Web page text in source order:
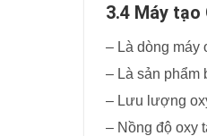
3.4 Máy tạo
– Là dòng máy
– Là sản phẩm
– Lưu lượng
– Nồng độ oxy